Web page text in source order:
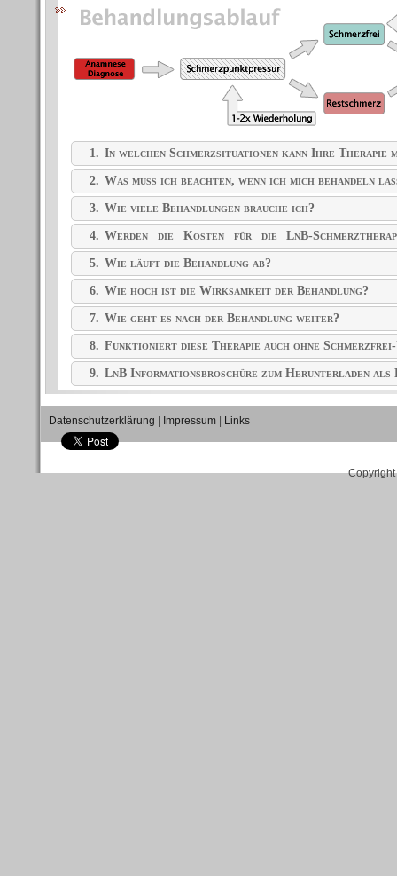
1. In welchen Schmerzsituationen kann Ihre Therapie
2. Was muss ich beachten, wenn ich mich behandeln
3. Wie viele Behandlungen brauche ich?
4. Werden die Kosten für die LnB-
übernommen?
5. Wie läuft die Behandlung ab?
6. Wie hoch ist die Wirksamkeit der Behandlung?
7. Wie geht es nach der Behandlung weiter?
8. Funktioniert diese Therapie auch ohne Schmerzfrei-
9. LnB Informationsbroschüre zum Herunterladen als
Datenschutzerklärung Impressum Links